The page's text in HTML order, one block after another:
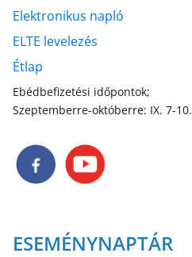
Elektronikus napló
ELTE levelezés
Étlap
Ebédbefizetési időpontok;
Szeptemberre-októberre: IX. 7-10.
ESEMÉNYNAPTÁR